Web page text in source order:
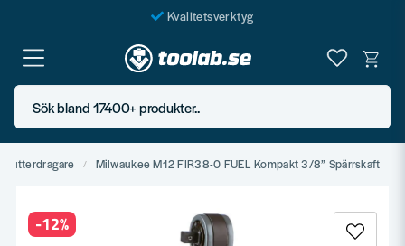
Kvalitetsverktyg
Fraktfritt över 999 SEK*
En järnhandel för alla
Butik i Göteborg
Sök bland 17400+ produkter..
Mutterdragare Milwaukee M12 FIR38-0 FUEL Kompakt 3/8” Spärrskaft
-12%